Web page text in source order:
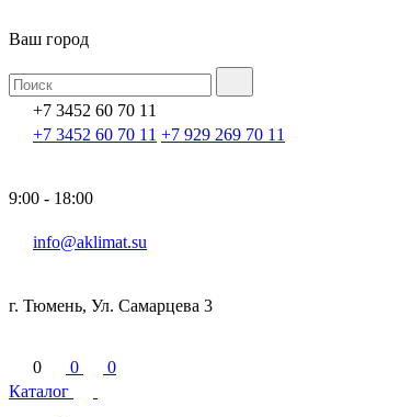
Ваш город
+7 3452 60 70 11
+7 3452 60 70 11 +7 929 269 70 11
9:00 - 18:00
info@aklimat.su
г. Тюмень, Ул. Самарцева 3
0 0
0
Каталог